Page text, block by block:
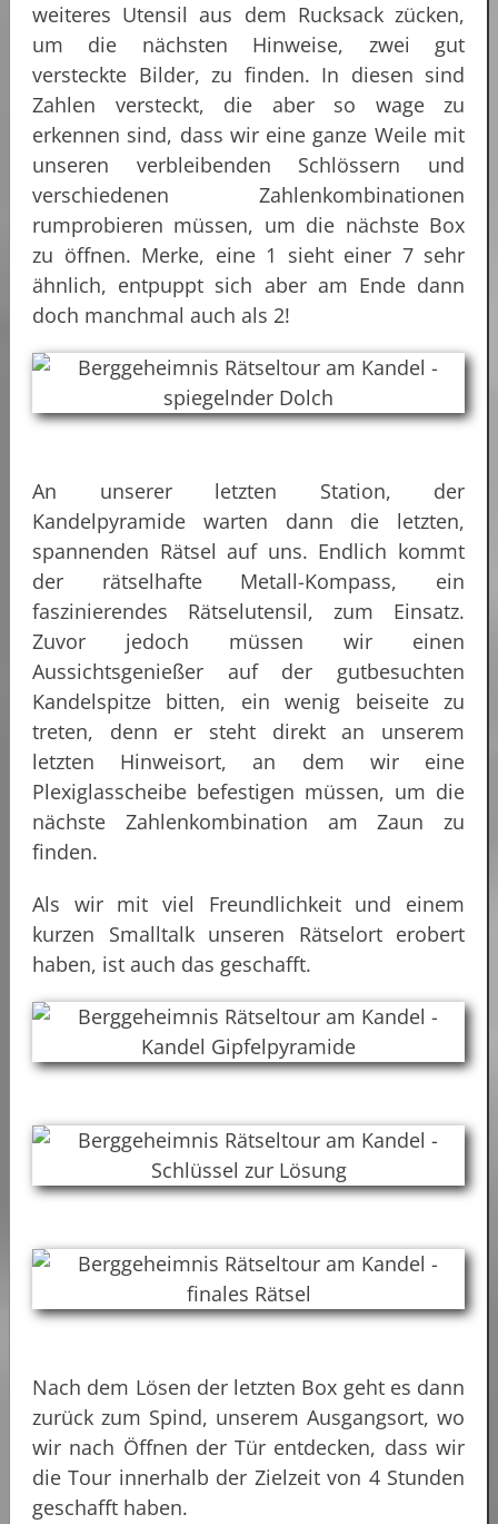
weiteres Utensil aus dem Rucksack zücken,
um die nächsten Hinweise, zwei gut
versteckte Bilder, zu finden. In diesen sind
Zahlen versteckt, die aber so wage zu
erkennen sind, dass wir eine ganze Weile mit
unseren verbleibenden Schlössern und
verschiedenen Zahlenkombinationen
rumprobieren müssen, um die nächste Box
zu öffnen. Merke, eine 1 sieht einer 7 sehr
ähnlich, entpuppt sich aber am Ende dann
doch manchmal auch als 2!
An unserer letzten Station, der
Kandelpyramide warten dann die letzten,
spannenden Rätsel auf uns. Endlich kommt
der rätselhafte Metall-Kompass, ein
faszinierendes Rätselutensil, zum Einsatz.
Zuvor jedoch müssen wir einen
Aussichtsgenießer auf der gutbesuchten
Kandelspitze bitten, ein wenig beiseite zu
treten, denn er steht direkt an unserem
letzten Hinweisort, an dem wir eine
Plexiglasscheibe befestigen müssen, um die
nächste Zahlenkombination am Zaun zu
finden.
Als wir mit viel Freundlichkeit und einem
kurzen Smalltalk unseren Rätselort erobert
haben, ist auch das geschafft.
Nach dem Lösen der letzten Box geht es dann
zurück zum Spind, unserem Ausgangsort, wo
wir nach Öffnen der Tür entdecken, dass wir
die Tour innerhalb der Zielzeit von 4 Stunden
geschafft haben.